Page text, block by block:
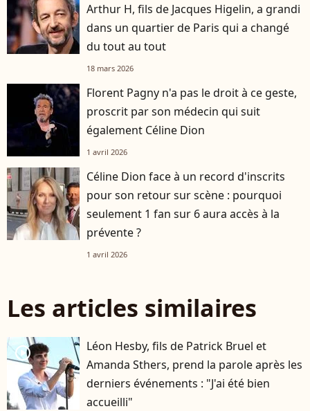
Arthur H, fils de Jacques Higelin, a grandi
dans un quartier de Paris qui a changé
du tout au tout
18 mars 2026
Florent Pagny n'a pas le droit à ce geste,
proscrit par son médecin qui suit
également Céline Dion
1 avril 2026
Céline Dion face à un record d'inscrits
pour son retour sur scène : pourquoi
seulement 1 fan sur 6 aura accès à la
prévente ?
1 avril 2026
Les articles similaires
player2
Léon Hesby, fils de Patrick Bruel et
Amanda Sthers, prend la parole après les
derniers événements : "J'ai été bien
accueilli"